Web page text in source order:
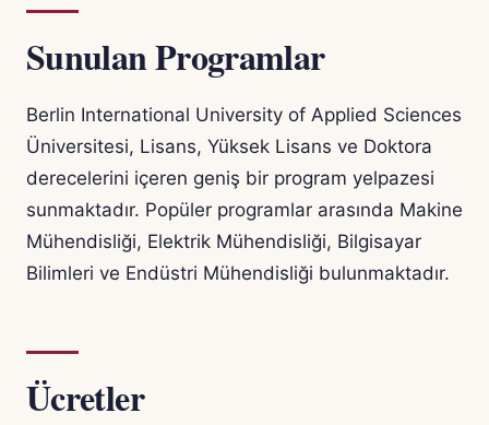
Sunulan Programlar
Berlin International University of Applied Sciences
Üniversitesi, Lisans, Yüksek Lisans ve Doktora
derecelerini içeren geniş bir program yelpazesi
sunmaktadır. Popüler programlar arasında Makine
Mühendisliği, Elektrik Mühendisliği, Bilgisayar
Bilimleri ve Endüstri Mühendisliği bulunmaktadır.
Ücretler